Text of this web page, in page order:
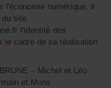
l'économie numérique, il
site
l'identité des
le cadre de sa réalisation
– Michel et Léo
et Mons